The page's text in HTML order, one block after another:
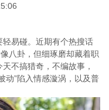
轻易碰。近期有个热搜话
八卦，但细琢磨却藏着职
不搞猎奇，不编故事，
动”陷入情感漩涡，以及普